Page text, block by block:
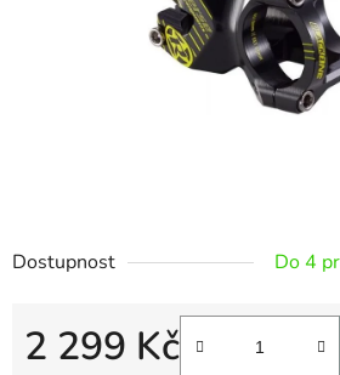
Dostupnost Do 4
2 299 Kč